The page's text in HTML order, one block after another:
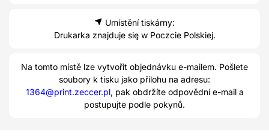
Umístění tiskárny:
Drukarka znajduje się w Poczcie Polskiej.
Na tomto místě lze vytvořit objednávku e-mailem. Pošlete
soubory k tisku jako přílohu na adresu:
1364@print.zeccer.pl, pak obdržíte odpovědní e-mail a
postupujte podle pokynů.